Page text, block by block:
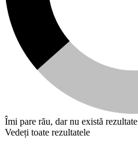
Îmi pare rău, dar nu există rezultate
Vedeți toate rezultatele